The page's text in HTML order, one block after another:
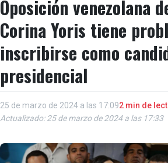
Oposición venezolana
Corina Yoris tiene
inscribirse como
presidencial
25 de marzo de 2024 a las 17:092 min de
Actualizado: 25 de marzo de 2024 a las 17:33